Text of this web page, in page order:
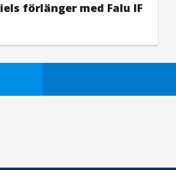
förlänger med Falu IF